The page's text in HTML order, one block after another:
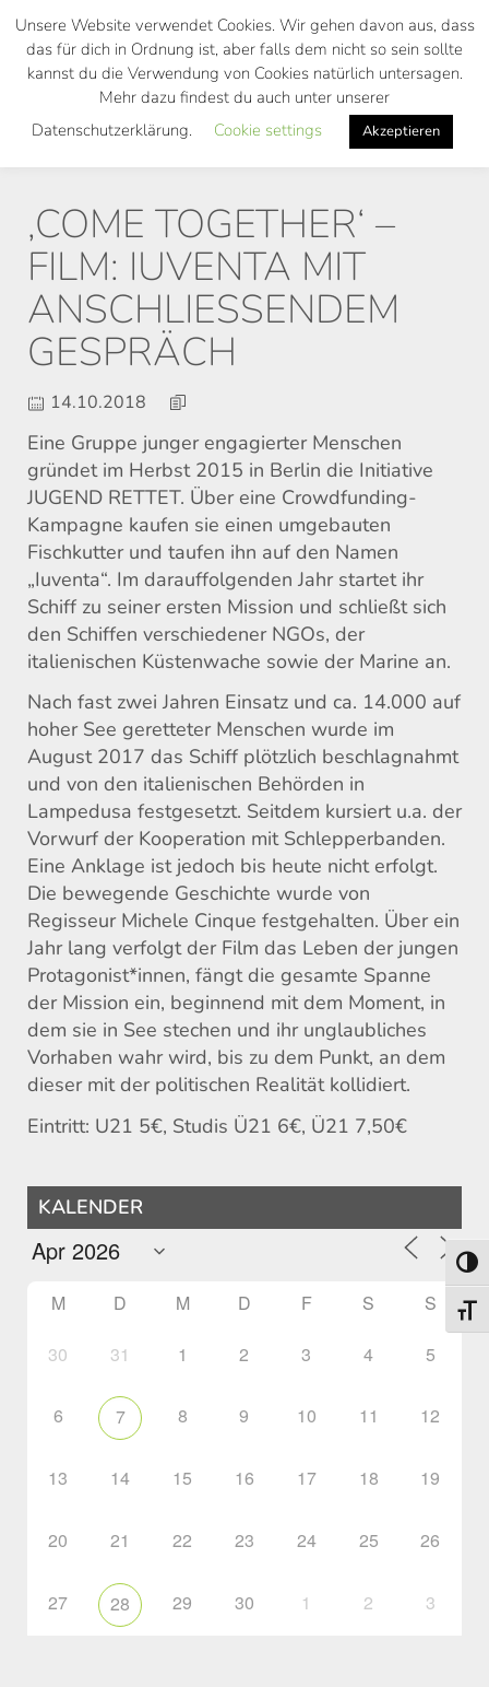
Skip
main
‚COME TOGETHER‘ –
FILM: IUVENTA MIT
ANSCHLIESSENDEM G
ESPRÄCH
14.10.2018
Eine Gruppe junger engagierter Menschen
gründet im Herbst 2015 in Berlin die Initiative
JUGEND RETTET. Über eine Crowdfunding-
Kampagne kaufen sie einen umgebauten
Fischkutter und taufen ihn auf den Namen
„Iuventa“. Im darauffolgenden Jahr startet ihr
Schiff zu seiner ersten Mission und schließt sich
den Schiffen verschiedener NGOs, der
italienischen Küstenwache sowie der Marine an.
Nach fast zwei Jahren Einsatz und ca. 14.000 auf
hoher See geretteter Menschen wurde im
August 2017 das Schiff plötzlich beschlagnahmt
und von den italienischen Behörden in
Lampedusa festgesetzt. Seitdem kursiert u.a. der
Vorwurf der Kooperation mit Schlepperbanden.
Eine Anklage ist jedoch bis heute nicht erfolgt.
Die bewegende Geschichte wurde von
Regisseur Michele Cinque festgehalten. Über ein
Jahr lang verfolgt der Film das Leben der jungen
Protagonist*innen, fängt die gesamte Spanne
der Mission ein, beginnend mit dem Moment, in
dem sie in See stechen und ihr unglaubliches
Vorhaben wahr wird, bis zu dem Punkt, an dem
dieser mit der politischen Realität kollidiert.
Eintritt: U21 5€, Studis Ü21 6€, Ü21 7,50€
KALENDER
M D M D F S S
30 31 1 2 3 4 5
6 7 8 9 10 11 12
13 14 15 16 17 18 19
20 21 22 23 24 25 26
27 28 29 30 1 2 3
Unsere Website verwendet Cookies. Wir gehen davon aus, dass
das für dich in Ordnung ist, aber falls dem nicht so sein sollte
kannst du die Verwendung von Cookies natürlich untersagen.
Mehr dazu findest du auch unter unserer
Datenschutzerklärung.
Cookie settings Akzeptieren